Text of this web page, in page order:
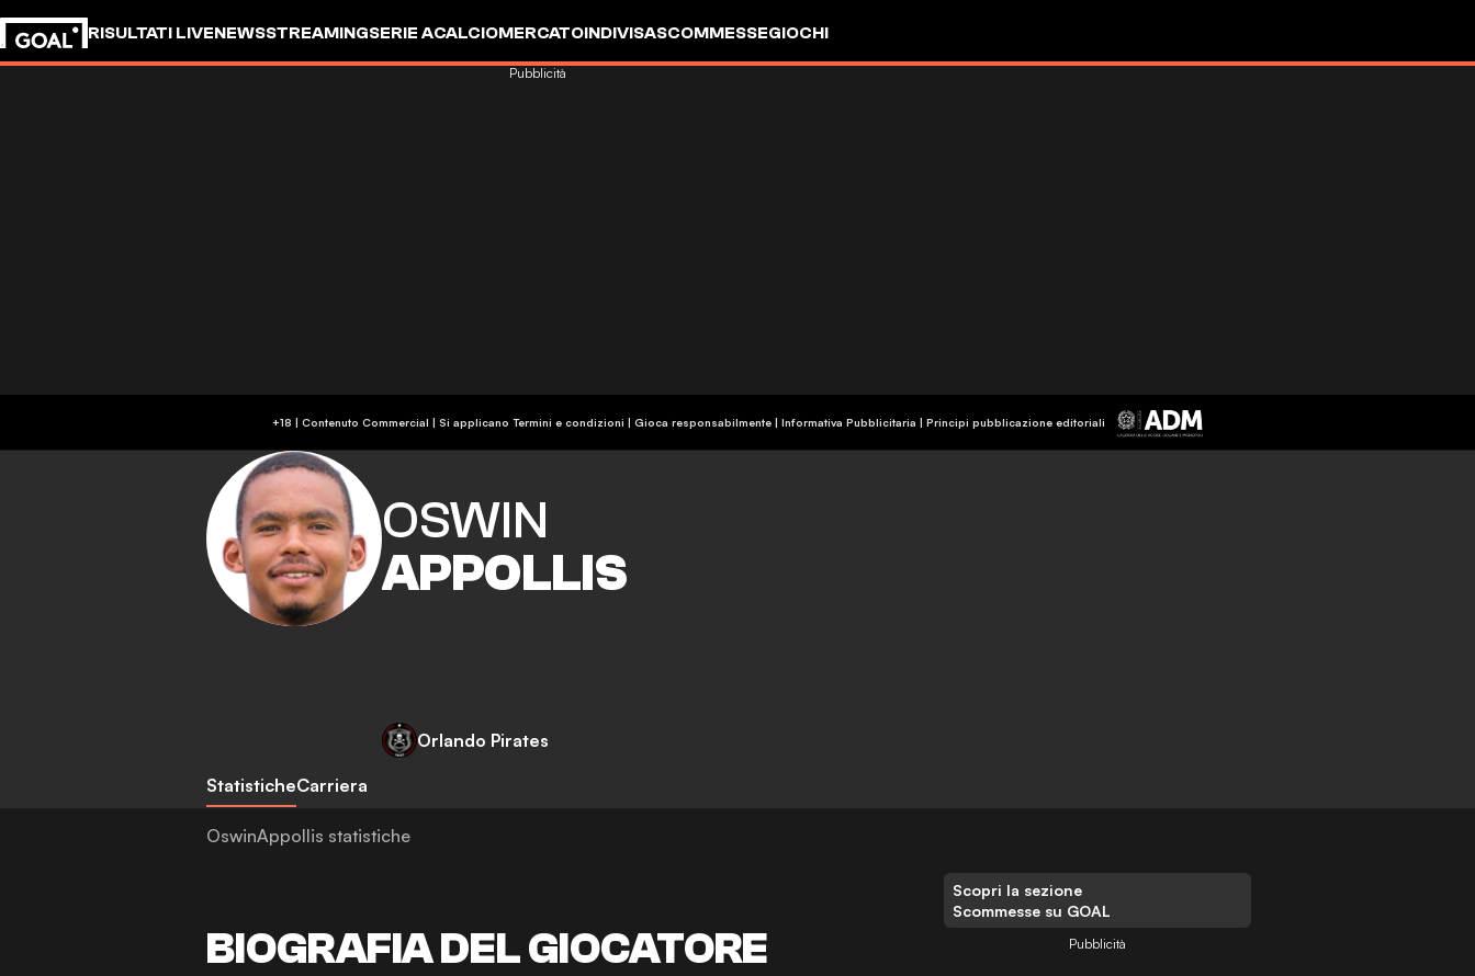
RISULTATI LIVENEWSSTREAMINGSERIE ACALCIOMERCATOINDIVISASCOMMESSEGIOCHI
+18 | Contenuto Commercial | Si applicano Termini e condizioni | Gioca responsabilmente| Informativa Pubblicitaria | Principi pubblicazione editoriali
Pubblicità
OSWIN
APPOLLIS
Orlando Pirates
StatisticheCarriera
OswinAppollis statistiche
BIOGRAFIA DEL GIOCATORE
Scopri la sezione
Scommesse su GOAL
Pubblicità